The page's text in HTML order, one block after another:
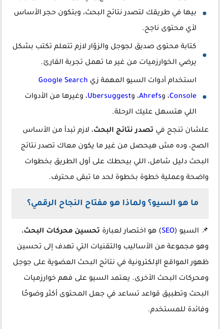
بيها في طريقك لتصدر نتائج البحث، وبتكون حجر الأساس
لأي محتوى ناجح.
كتابة محتوى صديق لجوجل والزوّار لازم تتعلم تكتب بشكل
يرضي الخوارزميات من غير ما تهمل تجربة القارئ.
استخدام أدوات السيو المهمة زي Google Search
Console، وAhrefs، وUbersuggest، وغيرها من الأدوات
اللي هتسهل عليك الرحلة.
علشان تنجح في تصدر نتائج البحث، لازم تبدأ من الأساس
الصح، وده مش هيحصل من غير ما يكون معاك تصدر نتائج
البحث دليل شامل، اللي بيحطك على أول الطريق بخطوات
واضحة وعملية خطوة بخطوة لحد ما تبقى محترف.
ما هو السيو؟ ولماذا هو مفتاح النجاح الرقمي؟
📌 السيو (SEO) هو اختصار لعبارة تحسين محركات البحث،
وهو مجموعة من الأساليب والتقنيات التي تهدف إلى تحسين
ظهور المواقع الإلكترونية في نتائج البحث العضوية على جوجل
ومحركات البحث الأخرى. يعتمد السيو على فهم خوارزميات
البحث وتطبيق قواعد تساعد في جعل المحتوى أكثر وضوحًا
وفائدة للمستخدم.